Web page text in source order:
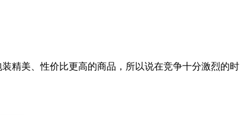
精美、性价比更高的商品，所以说在竞争十分激烈的时